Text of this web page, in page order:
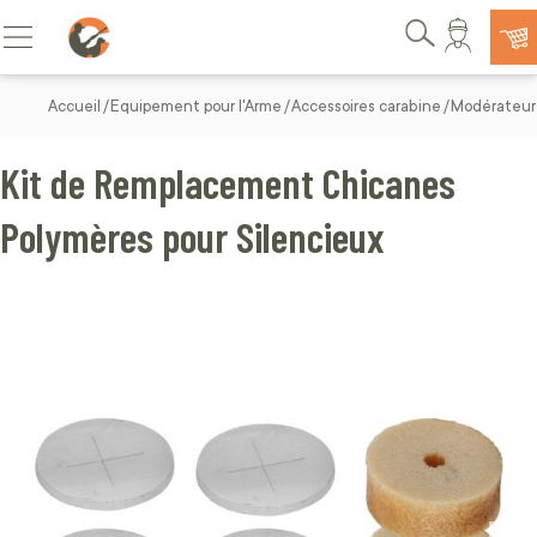
Allez au contenu
Basculer la navigation
Rechercher
Accueil Equipement pour l'Arme Accessoires carabine
Kit de Remplacement Chicanes
Polymères pour Silencieux